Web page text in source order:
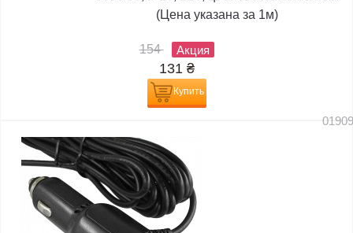
(Цена указана за 1м)
154 Акция
131 ₴
Купить